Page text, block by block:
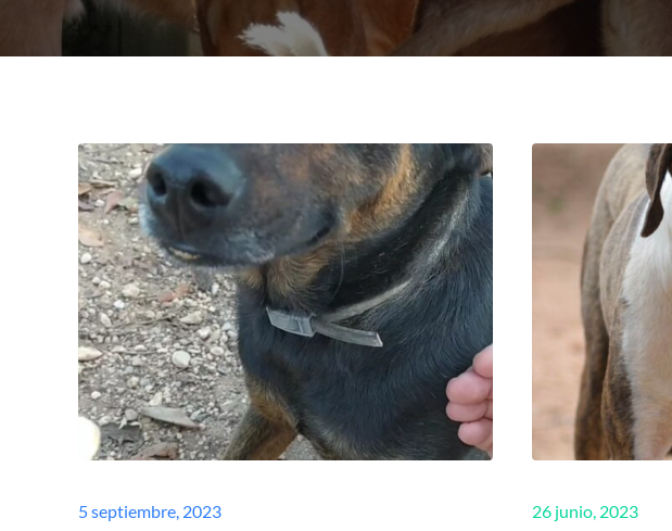
Posted
5 septiembre, 2023
Posted
26 junio, 2023